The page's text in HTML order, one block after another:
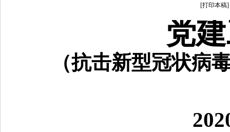
[打印本稿]
党
（抗击新型冠状病